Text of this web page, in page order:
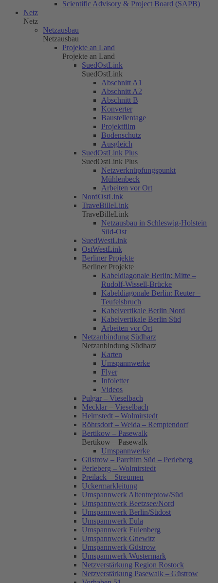
Scientific Advisory & Project Board (SAPB)
Netz
Netz
Netzausbau
Netzausbau
Projekte an Land
Projekte an Land
SuedOstLink
SuedOstLink
Abschnitt A1
Abschnitt A2
Abschnitt B
Konverter
Baustellentage
Projektfilm
Bodenschutz
Ausgleich
SuedOstLink Plus
SuedOstLink Plus
Netzverknüpfungspunkt
Mühlenbeck
Arbeiten vor Ort
NordOstLink
TraveBilleLink
TraveBilleLink
Netzausbau in Schleswig-Holstein
Süd-Ost
SuedWestLink
OstWestLink
Berliner Projekte
Berliner Projekte
Kabeldiagonale Berlin: Mitte –
Rudolf-Wissell-Brücke
Kabeldiagonale Berlin: Reuter –
Teufelsbruch
Kabelvertikale Berlin Nord
Kabelvertikale Berlin Süd
Arbeiten vor Ort
Netzanbindung Südharz
Netzanbindung Südharz
Karten
Umspannwerke
Flyer
Infoletter
Videos
Pulgar – Vieselbach
Mecklar – Vieselbach
Helmstedt – Wolmirstedt
Röhrsdorf – Weida – Remptendorf
Bertikow – Pasewalk
Bertikow – Pasewalk
Umspannwerke
Güstrow – Parchim Süd – Perleberg
Perleberg – Wolmirstedt
Preilack – Streumen
Uckermarkleitung
Umspannwerk Altentreptow/Süd
Umspannwerk Beetzsee/Nord
Umspannwerk Berlin/Südost
Umspannwerk Eula
Umspannwerk Eulenberg
Umspannwerk Gnewitz
Umspannwerk Güstrow
Umspannwerk Wustermark
Netzverstärkung Region Rostock
Netzverstärkung Pasewalk – Güstrow